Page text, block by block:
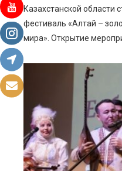
Казахстанской области
фестиваль «Алтай –
мира». Открытие